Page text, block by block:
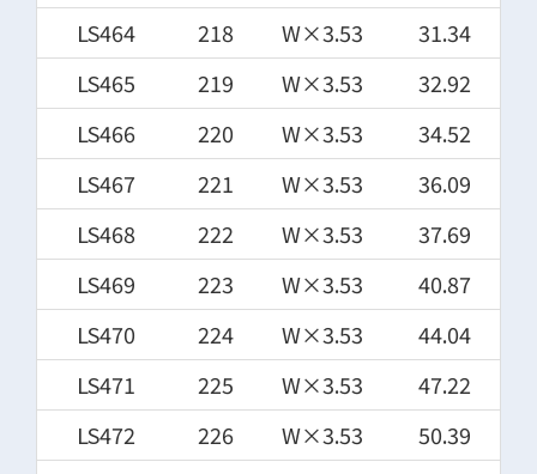
LS464
218 W×3.53
31.34
LS465
219 W×3.53
32.92
LS466
220 W×3.53
34.52
LS467
221 W×3.53
36.09
LS468
222 W×3.53
37.69
LS469
223 W×3.53
40.87
LS470
224 W×3.53
44.04
LS471
225 W×3.53
47.22
LS472
226 W×3.53
50.39